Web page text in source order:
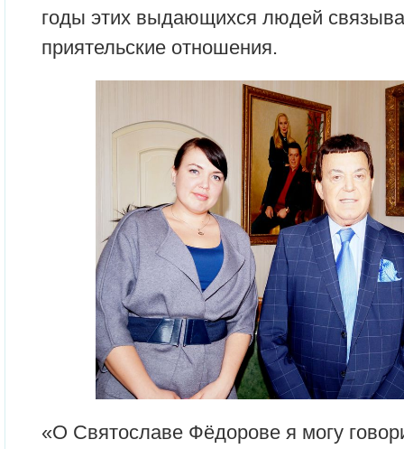
годы этих выдающихся людей
приятельские отношения.
«О Святославе Фёдорове я могу